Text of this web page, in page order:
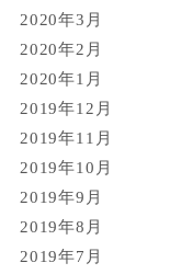
2020年3月
2020年2月
2020年1月
2019年12月
2019年11月
2019年10月
2019年9月
2019年8月
2019年7月